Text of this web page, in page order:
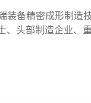
装备精密成形制造
、头部制造企业、
，为“十五五”高
特征，是制约高端